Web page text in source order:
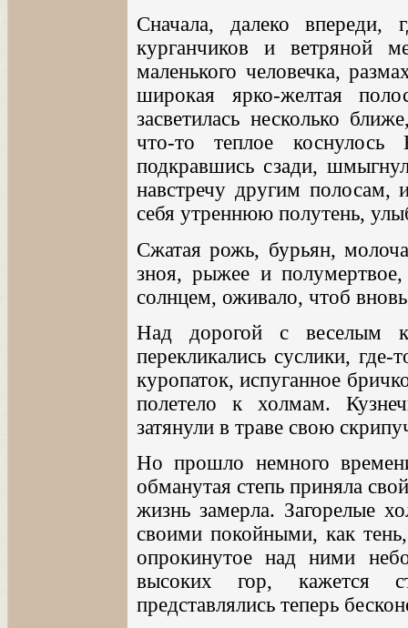
Сначала, далеко
курганчиков и ветряной
маленького человечка,
широкая ярко-желтая
засветилась несколько
что-то теплое коснулось
подкравшись сзади,
навстречу другим полосам,
себя утреннюю полутень,
Сжатая рожь, бурьян,
зноя, рыжее и
солнцем, оживало, чтоб вновь
Над дорогой с веселым
перекликались суслики,
куропаток, испуганное
полетело к холмам.
затянули в траве свою
Но прошло немного
обманутая степь приняла
жизнь замерла. Загорелые
своими покойными, как
опрокинутое над ними
высоких гор, кажется
представлялись теперь